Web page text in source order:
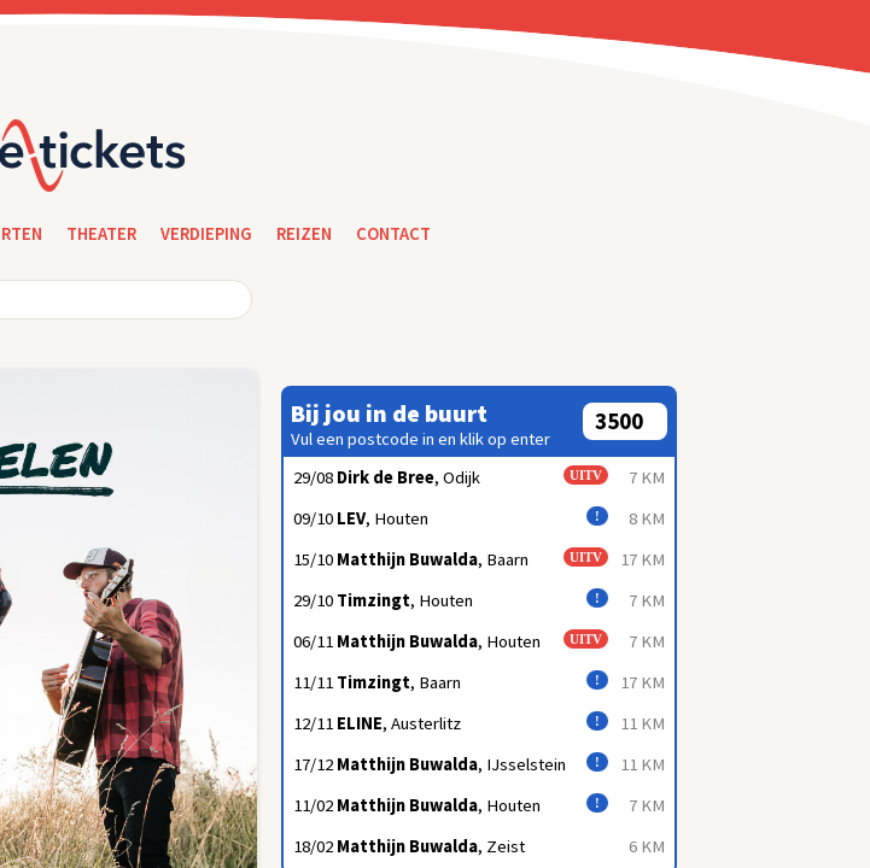
THEATER VERDIEPING REIZEN CONTACT
Bij jou in de buurt
Vul een postcode in en klik op enter
7 KM
UITV
29/08 Dirk de Bree, Odijk
8 KM
!
09/10 LEV, Houten
17 KM
UITV
15/10 Matthijn Buwalda, Baarn
7 KM
!
29/10 Timzingt, Houten
7 KM
UITV
06/11 Matthijn Buwalda, Houten
17 KM
!
11/11 Timzingt, Baarn
11 KM
!
12/11 ELINE, Austerlitz
11 KM
!
17/12 Matthijn Buwalda, IJsselstein
7 KM
!
11/02 Matthijn Buwalda, Houten
6 KM
18/02 Matthijn Buwalda, Zeist